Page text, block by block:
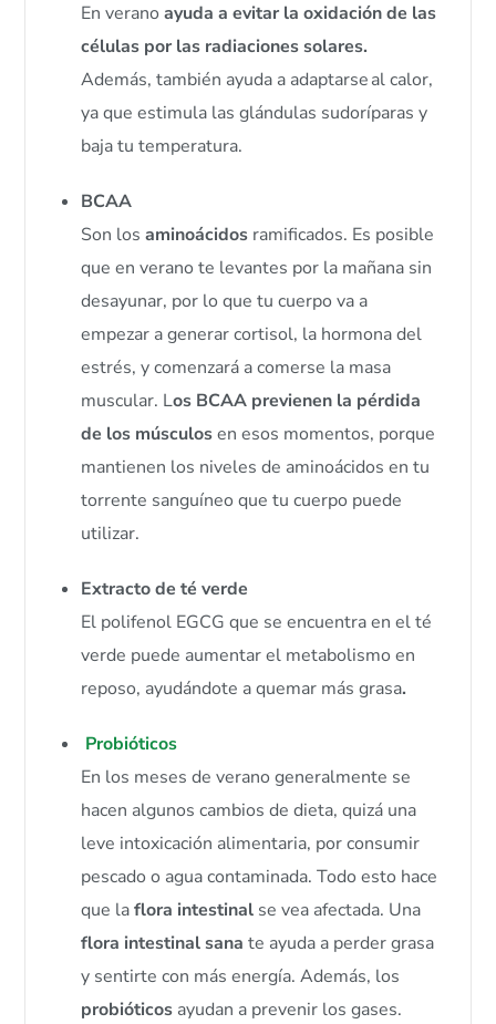
En veranoayuda a evitar la oxidación de las
células por las radiaciones solares.
Además, también ayuda a adaptarse al calor,
ya que estimula las glándulas sudoríparas y
baja tu temperatura.
BCAA
Son losaminoácidos ramificados. Es posible
que en verano te levantes por la mañana sin
desayunar, por lo que tu cuerpo va a
empezar a generar cortisol, la hormona del
estrés, y comenzará a comerse la masa
muscular. Los BCAA previenen la pérdida
de los músculosen esos momentos, porque
mantienen los niveles de aminoácidos en tu
torrente sanguíneo que tu cuerpo puede
utilizar.
Extracto de té verde
El polifenol EGCG que se encuentra en el té
verde puede aumentar el metabolismo en
reposo, ayudándote a quemar más grasa.
Probióticos
En los meses de verano generalmente se
hacen algunos cambios de dieta, quizá una
leve intoxicación alimentaria, por consumir
pescado o agua contaminada. Todo esto hace
que laflora intestinal se vea afectada. Una
flora intestinal sana te ayuda a perder grasa
y sentirte con más energía. Además, los
probióticos ayudan a prevenir los gases.